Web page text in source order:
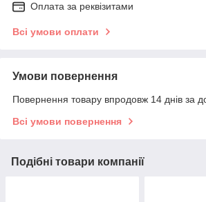
Оплата за реквізитами
Всі умови оплати
Умови повернення
Повернення товару впродовж 14 днів за
Всі умови повернення
Подібні товари компанії